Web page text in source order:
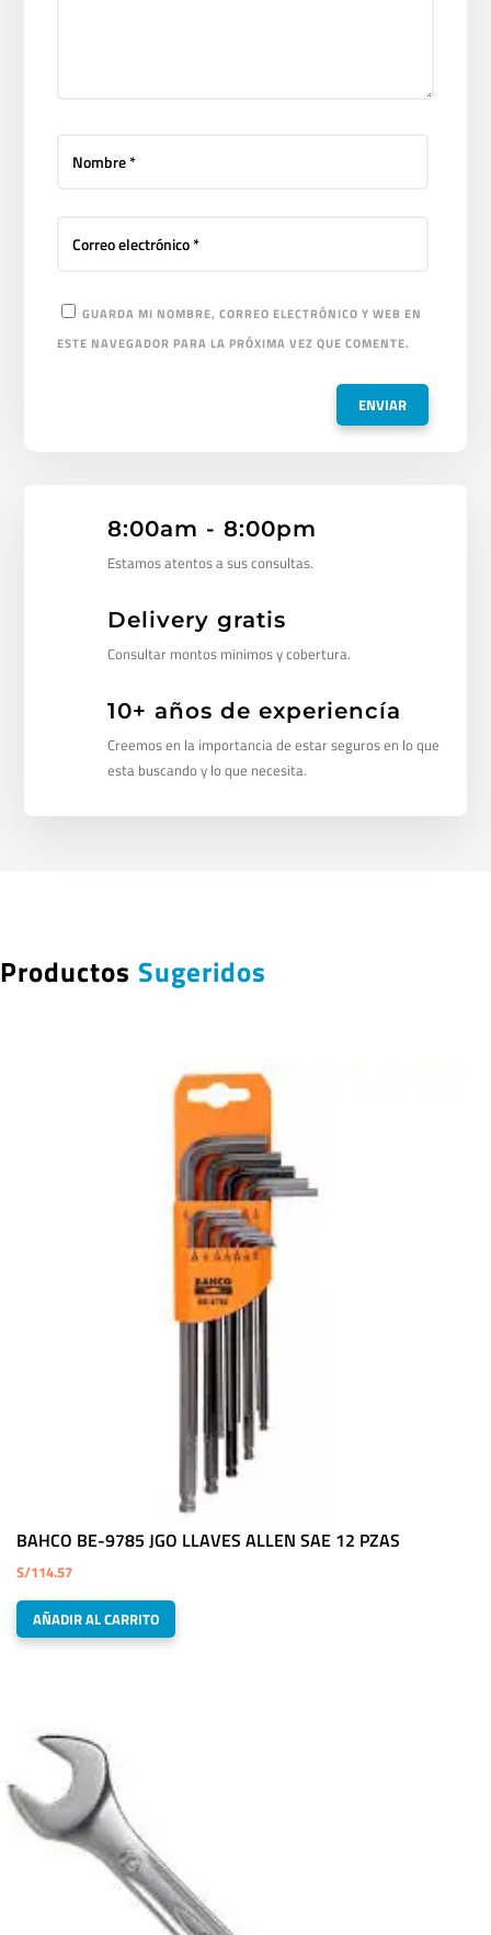
GUARDA MI NOMBRE, CORREO ELECTRÓNICO Y WEB EN
ESTE NAVEGADOR PARA LA PRÓXIMA VEZ QUE COMENTE.
8:00am - 8:00pm
Estamos atentos a sus consultas.
Delivery gratis
Consultar montos minimos y cobertura.
10+ años de experiencía
Creemos en la importancia de estar seguros en lo que
esta buscando y lo que necesita.
Productos Sugeridos
BAHCO BE-9785 JGO LLAVES ALLEN SAE 12 PZAS
S/114.57
AÑADIR AL CARRITO